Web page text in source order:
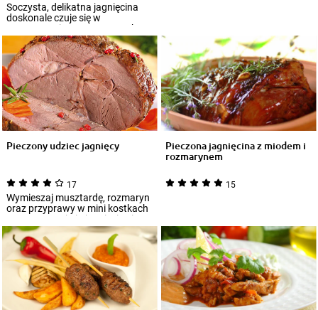
Soczysta, delikatna jagnięcina
doskonale czuje się w
towarzystwie aromatycznych
ziół. Spróbujcie...
Pieczony udziec jagnięcy
17
Wymieszaj musztardę, rozmaryn
oraz przyprawy w mini kostkach
Knorr. Natrzyj nią jagnięcinę i
wsta...
Pieczona jagnięcina z miodem i
rozmarynem
15